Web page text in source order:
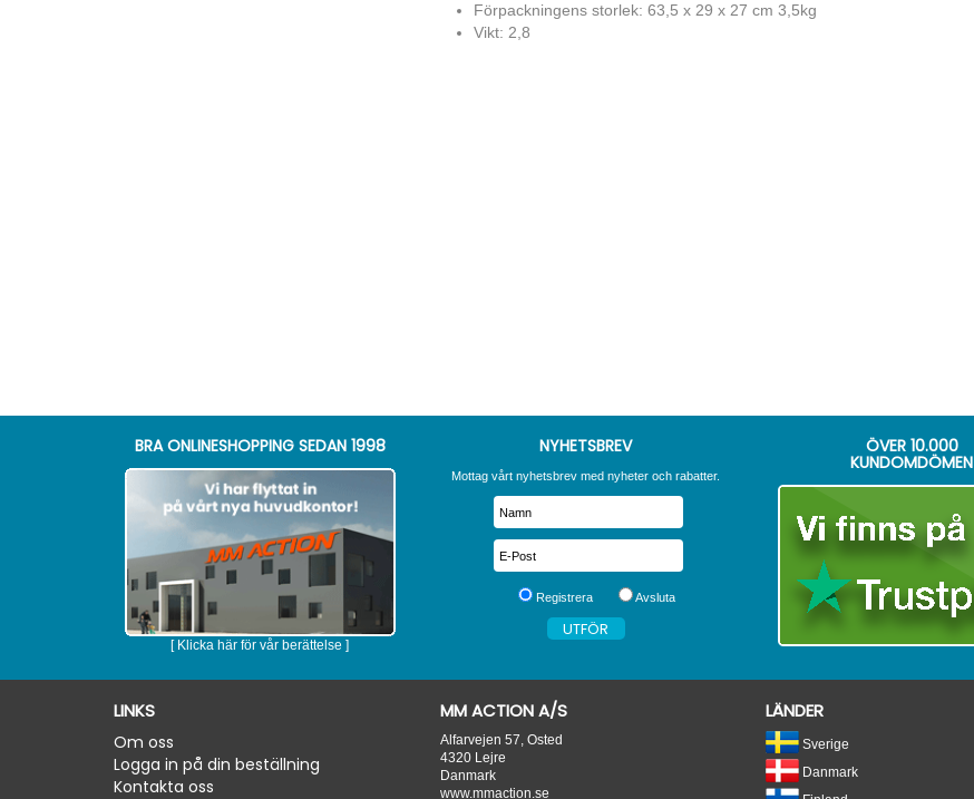
Förpackningens storlek: 63,5 x 29 x 27 cm 3,5kg
Vikt: 2,8
BRA ONLINESHOPPING SEDAN 1998
[ Klicka här för vår berättelse ]
NYHETSBREV
Mottag vårt nyhetsbrev med nyheter och rabatter.
Registrera Avsluta
ÖVER 10.000
KUNDOMDÖMEN
LINKS
Om oss
Logga in på din beställning
Kontakta oss
MM ACTION A/S
Alfarvejen 57, Osted
4320 Lejre
Danmark
www.mmaction.se
LÄNDER
Sverige
Danmark